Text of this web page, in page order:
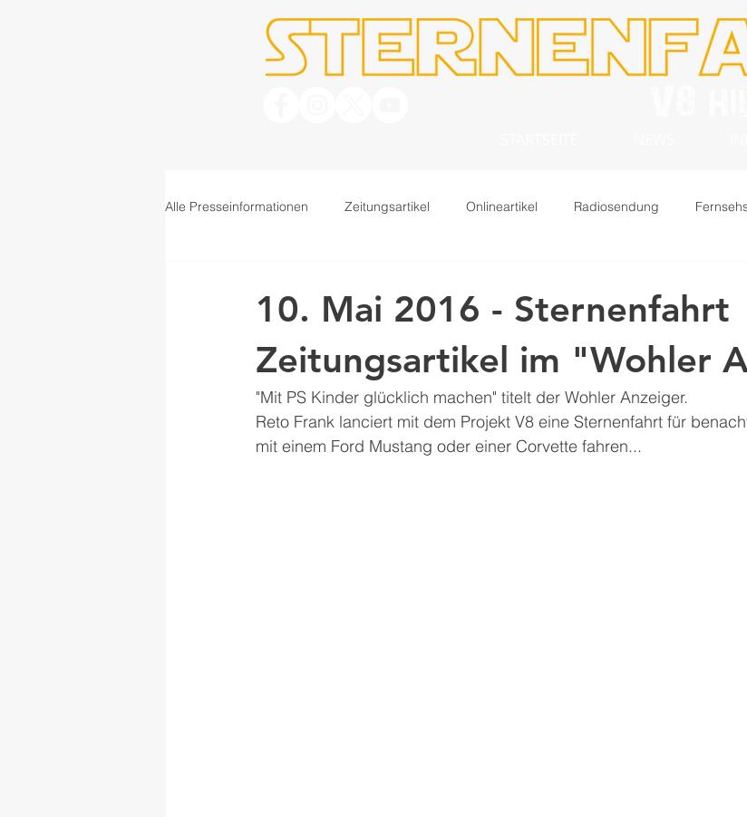
Alle Presseinformationen Zeitungsartikel Onlineartikel Radiosendung
10. Mai 2016 - Sternenfahrt
Zeitungsartikel im "Wohler
"Mit PS Kinder glücklich machen" titelt der Wohler Anzeiger.
Reto Frank lanciert mit dem Projekt V8 eine Sternenfahrt für
mit einem Ford Mustang oder einer Corvette fahren...